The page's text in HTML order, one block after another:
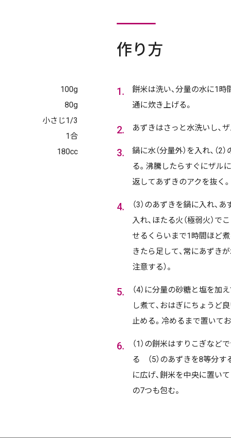
100g
80g
小さじ1/3
1合
180cc
作り方
餅米は洗い、分量の水に1時
通に炊き上げる。
あずきはさっと水洗いし、ザ
鍋に水（分量外）を入れ、（
る。沸騰したらすぐにザル
返してあずきのアクを抜く。
（3）のあずきを鍋に入れ、
入れ、ほたる火（極弱火）で
せるくらいまで1時間ほど煮
きたら足して、常にあずき
注意する）。
（4）に分量の砂糖と塩を加
し煮て、おはぎにちょうど
止める。冷めるまで置いてお
（1）の餅米はすりこぎなど
る （5）のあずきを8等分す
に広げ、餅米を中央に置い
の7つも包む。